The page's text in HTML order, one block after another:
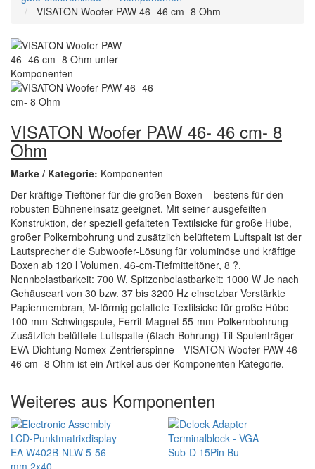
VISATON Woofer PAW 46- 46 cm- 8 Ohm
VISATON Woofer PAW 46- 46 cm- 8
Ohm
Marke / Kategorie: Komponenten
Der kräftige Tieftöner für die großen Boxen – bestens für den
robusten Bühneneinsatz geeignet. Mit seiner ausgefeilten
Konstruktion, der speziell gefalteten Textilsicke für große Hübe,
großer Polkernbohrung und zusätzlich belüftetem Luftspalt ist der
Lautsprecher die Subwoofer-Lösung für voluminöse und kräftige
Boxen ab 120 l Volumen. 46-cm-Tiefmitteltöner, 8 ?,
Nennbelastbarkeit: 700 W, Spitzenbelastbarkeit: 1000 W Je nach
Gehäuseart von 30 bzw. 37 bis 3200 Hz einsetzbar Verstärkte
Papiermembran, M-förmig gefaltete Textilsicke für große Hübe
100-mm-Schwingspule, Ferrit-Magnet 55-mm-Polkernbohrung
Zusätzlich belüftete Luftspalte (6fach-Bohrung) Til-Spulenträger
EVA-Dichtung Nomex-Zentrierspinne - VISATON Woofer PAW 46-
46 cm- 8 Ohm ist ein Artikel aus der Komponenten Kategorie.
Weiteres aus Komponenten